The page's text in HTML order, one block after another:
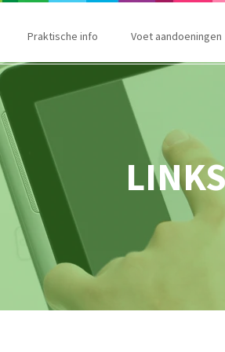
Praktische info Voet aandoeningen
LINKS